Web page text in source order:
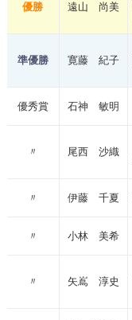
優勝 遠山 尚美
準優勝 寛藤 紀子
優秀賞 石神 敏明
〃 尾西 沙織
〃 伊藤 千夏
〃 小林 美希
〃 矢嶌 淳史